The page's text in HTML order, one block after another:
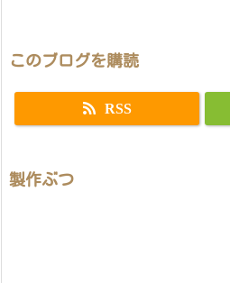
このブログを購読
RSS
製作ぶつ